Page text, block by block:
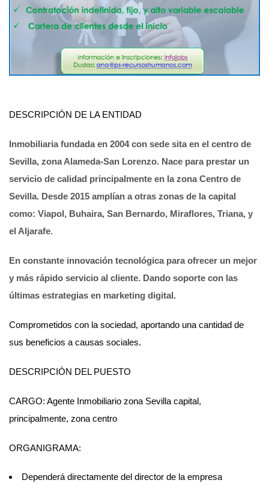
DESCRIPCIÓN DE LA ENTIDAD
Inmobiliariafundada en 2004 con sede sita en el centro de
Sevilla, zona Alameda-San Lorenzo. Nace para prestar un
servicio de calidad principalmente en la zona Centro de
Sevilla. Desde 2015 amplían a otras zonas de la capital
como: Viapol, Buhaira, San Bernardo, Miraflores, Triana, y
el Aljarafe.
En constante innovación tecnológica para ofrecer un mejor
y más rápido servicio al cliente. Dando soporte con las
últimas estrategias en marketing digital.
Comprometidos con la sociedad, aportando una cantidad de
sus beneficios a causas sociales.
DESCRIPCIÓN DEL PUESTO
CARGO: Agente Inmobiliario zona Sevilla capital,
principalmente, zona centro
ORGANIGRAMA:
Dependerá directamente del director de la empresa